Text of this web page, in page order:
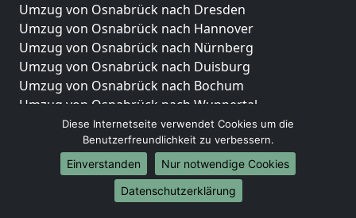
Umzug von Osnabrück nach Dresden
Umzug von Osnabrück nach Hannover
Umzug von Osnabrück nach Nürnberg
Umzug von Osnabrück nach Duisburg
Umzug von Osnabrück nach Bochum
Umzug von Osnabrück nach Wuppertal
Umzug von Osnabrück nach Bielefeld
Umzug von Osnabrück nach Bonn
Umzug von Osnabrück nach Münster
Internationale-Umzüge
Diese Internetseite verwendet Cookies um die
Benutzerfreundlichkeit zu verbessern.
Einverstanden
Nur notwendige Cookies
Datenschutzerklärung